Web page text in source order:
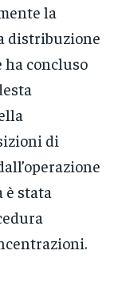
la
distribuzione
ha concluso
di
è stata